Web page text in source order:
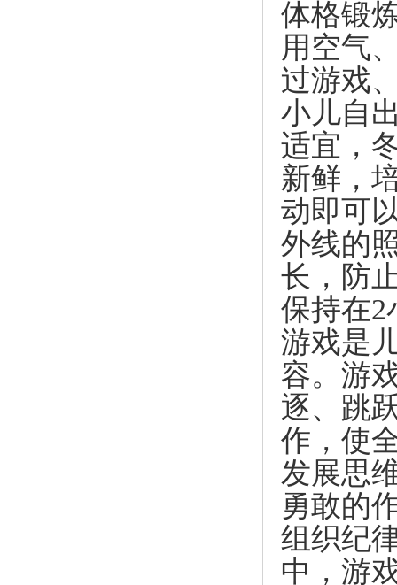
体格锻
用空气
过游戏
小儿自
适宜，
新鲜，
动即可
外线的
长，防
保持在2
游戏是
容。游
逐、跳
作，使
发展思
勇敢的
组织纪
中，游